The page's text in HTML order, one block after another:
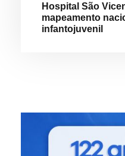
Hospital São
mapeamento
infantojuvenil